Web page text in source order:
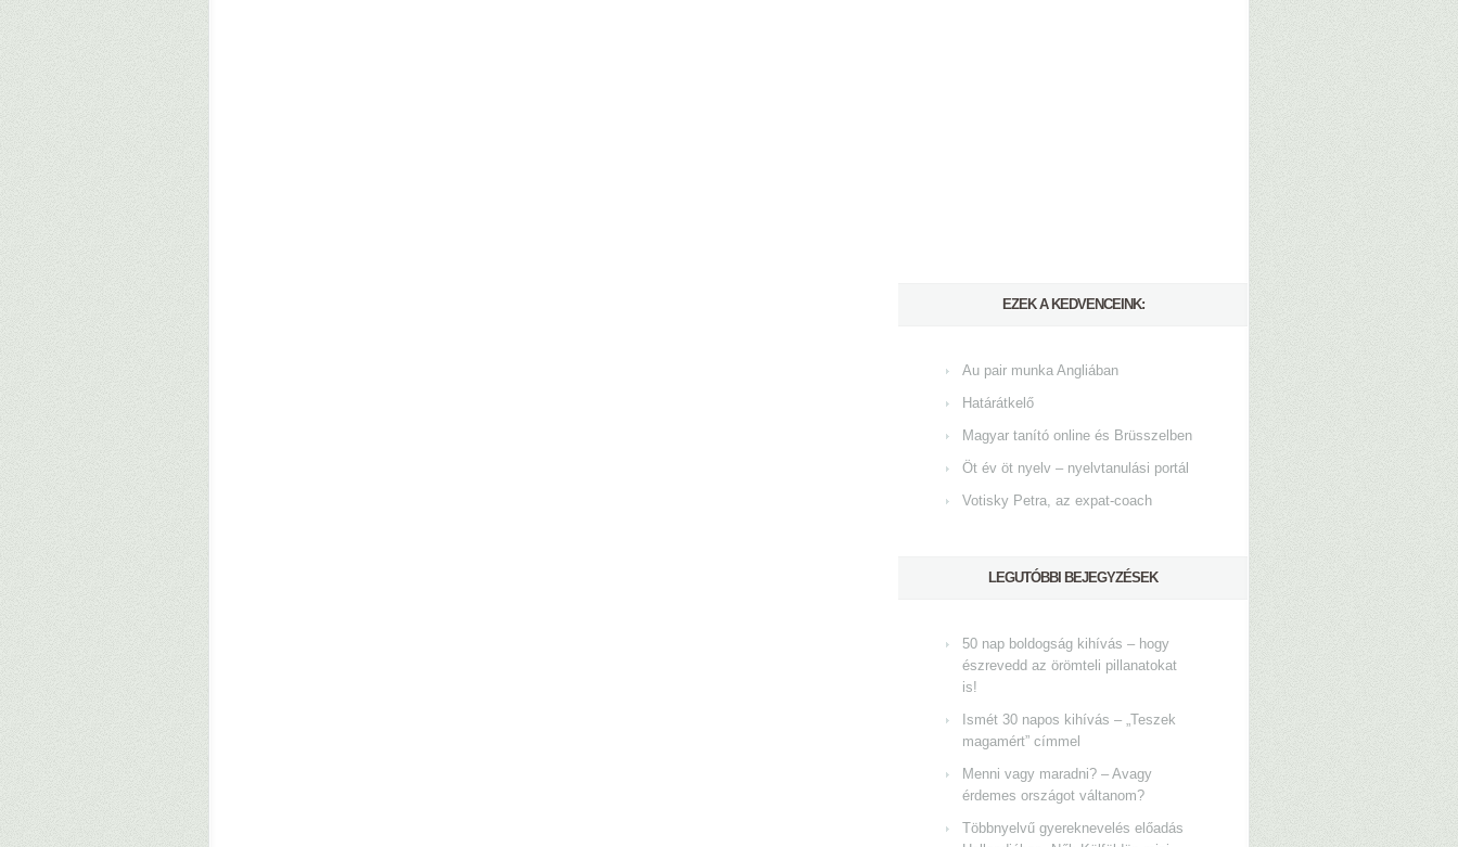
EZEK A KEDVENCEINK:
Au pair munka Angliában
Határátkelő
Magyar tanító online és Brüsszelben
Öt év öt nyelv – nyelvtanulási portál
Votisky Petra, az expat-coach
LEGUTÓBBI BEJEGYZÉSEK
50 nap boldogság kihívás – hogy
észrevedd az örömteli pillanatokat
is!
Ismét 30 napos kihívás – „Teszek
magamért” címmel
Menni vagy maradni? – Avagy
érdemes országot váltanom?
Többnyelvű gyereknevelés előadás